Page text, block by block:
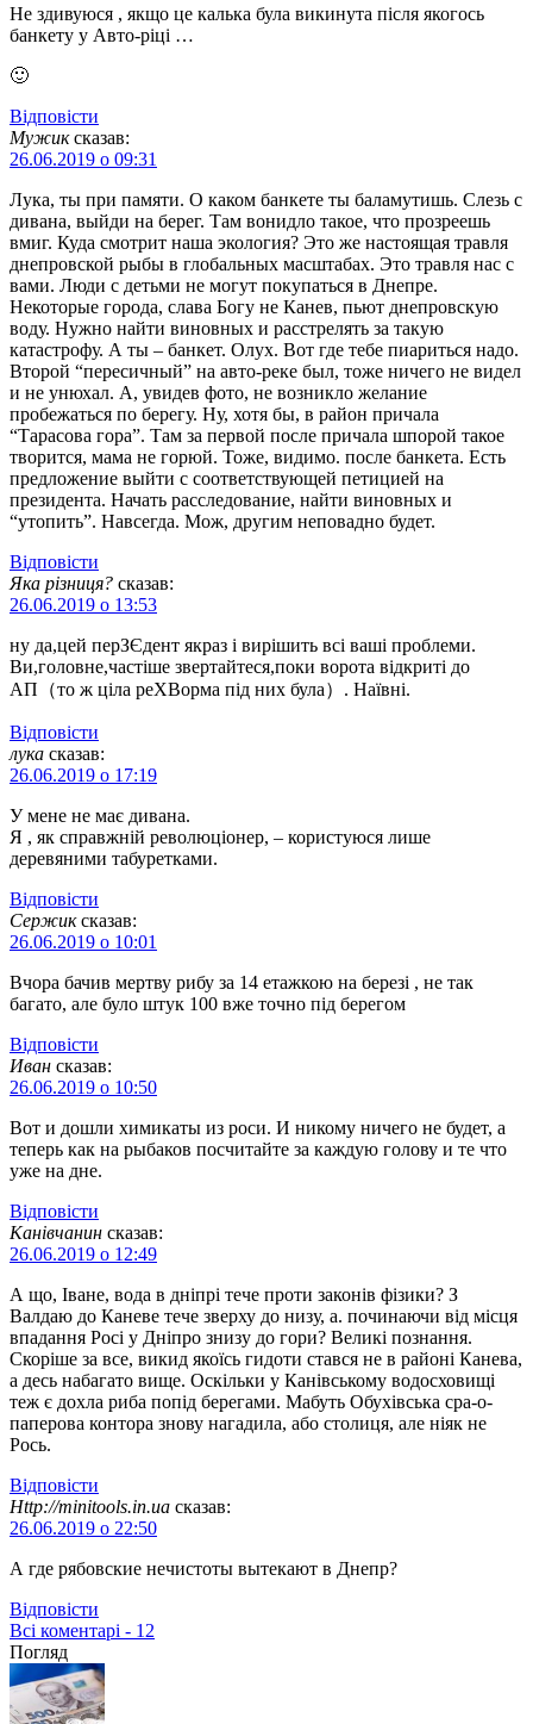
Не здивуюся , якщо це калька була викинута після якогось
банкету у Авто-ріці …
🙂
Відповіcти
Мужик сказав:
26.06.2019 о 09:31
Лука, ты при памяти. О каком банкете ты баламутишь. Слезь с
дивана, выйди на берег. Там вонидло такое, что прозреешь
вмиг. Куда смотрит наша экология? Это же настоящая травля
днепровской рыбы в глобальных масштабах. Это травля нас с
вами. Люди с детьми не могут покупаться в Днепре.
Некоторые города, слава Богу не Канев, пьют днепровскую
воду. Нужно найти виновных и расстрелять за такую
катастрофу. А ты – банкет. Олух. Вот где тебе пиариться надо.
Второй “пересичный” на авто-реке был, тоже ничего не видел
и не унюхал. А, увидев фото, не возникло желание
пробежаться по берегу. Ну, хотя бы, в район причала
“Тарасова гора”. Там за первой после причала шпорой такое
творится, мама не горюй. Тоже, видимо. после банкета. Есть
предложение выйти с соответствующей петицией на
президента. Начать расследование, найти виновных и
“утопить”. Навсегда. Мож, другим неповадно будет.
Відповіcти
Яка різниця? сказав:
26.06.2019 о 13:53
ну да,цей перЗЄдент якраз і вирішить всі ваші проблеми.
Ви,головне,частіше звертайтеся,поки ворота відкриті до
АП（то ж ціла реХВорма під них була）. Наївні.
Відповіcти
лука сказав:
26.06.2019 о 17:19
У мене не має дивана.
Я , як справжній революціонер, – користуюся лише
деревяними табуретками.
Відповіcти
Сержик сказав:
26.06.2019 о 10:01
Вчора бачив мертву рибу за 14 етажкою на березі , не так
багато, але було штук 100 вже точно під берегом
Відповіcти
Иван сказав:
26.06.2019 о 10:50
Вот и дошли химикаты из роси. И никому ничего не будет, а
теперь как на рыбаков посчитайте за каждую голову и те что
уже на дне.
Відповіcти
Канівчанин сказав:
26.06.2019 о 12:49
А що, Іване, вода в дніпрі тече проти законів фізики? З
Валдаю до Каневе тече зверху до низу, а. починаючи від місця
впадання Росі у Дніпро знизу до гори? Великі познання.
Скоріше за все, викид якоїсь гидоти стався не в районі Канева,
а десь набагато вище. Оскільки у Канівському водосховищі
теж є дохла риба попід берегами. Мабуть Обухівська сра-о-
паперова контора знову нагадила, або столиця, але ніяк не
Рось.
Відповіcти
Http://minitools.in.ua сказав:
26.06.2019 о 22:50
А где рябовские нечистоты вытекают в Днепр?
Відповіcти
Всі коментарі - 12
Погляд